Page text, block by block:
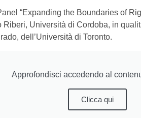
“Expanding the Boundaries of
Riberi, Università di Cordoba, in
dell’Università di Toronto.
Approfondisci accedendo al
Clicca qui